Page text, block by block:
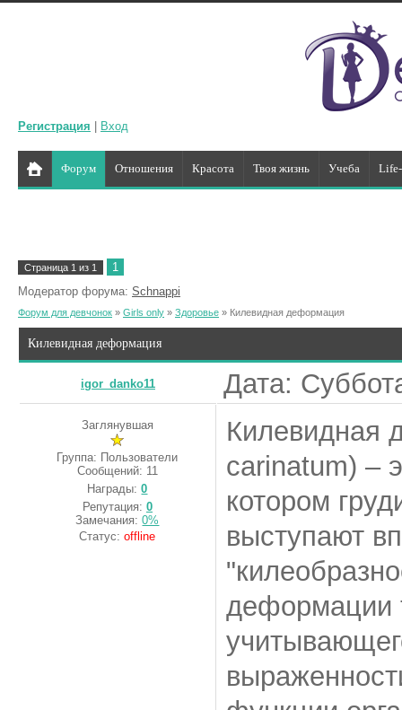
Регистрация Вход
Форум Отношения Красота Твоя жизнь Учеба
Страница 1 из 1
1
Модератор форума: Schnappi
Форум для девчонок » Girls only » Здоровье » Килевидная деформация
Килевидная деформация
igor_danko11 Дата:
Заглянувшая
Группа: Пользователи
Сообщений: 11
Награды:0
Репутация: 0
Замечания:0%
Статус:offline
Килевидная
carinatum) –
котором
выступают
деформации